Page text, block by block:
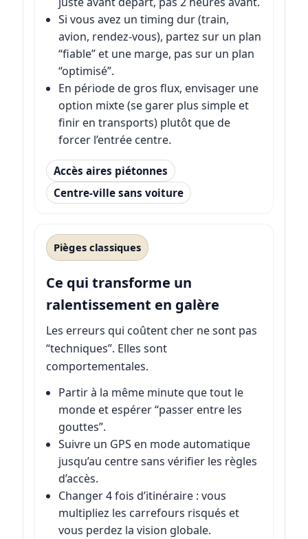
Si vous avez un timing dur (train,
avion, rendez-vous), partez sur un plan
“fiable” et une marge, pas sur un plan
“optimisé”.
En période de gros flux, envisager une
option mixte (se garer plus simple et
finir en transports) plutôt que de
forcer l’entrée centre.
Accès aires piétonnes
Centre-ville sans voiture
Pièges classiques
Ce qui transforme un
ralentissement en galère
Les erreurs qui coûtent cher ne sont pas
“techniques”. Elles sont
comportementales.
Partir à la même minute que tout le
monde et espérer “passer entre les
gouttes”.
Suivre un GPS en mode automatique
jusqu’au centre sans vérifier les règles
d’accès.
Changer 4 fois d’itinéraire : vous
multipliez les carrefours risqués et
vous perdez la vision globale.